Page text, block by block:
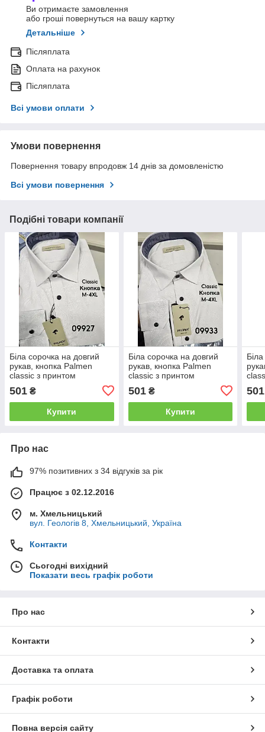
Ви отримаєте замовлення
або гроші повернуться на вашу картку
Детальніше
Післяплата
Оплата на рахунок
Післяплата
Всі умови оплати
Умови повернення
Повернення товару впродовж 14 днів за домовленістю
Всі умови повернення
Подібні товари компанії
Біла сорочка на довгий
рукав, кнопка Palmen
classic з принтом
501 ₴
Купити
Біла сорочка на довгий
рукав, кнопка Palmen
classic з принтом
501₴
Купити
501
Про нас
97% позитивних з 34 відгуків за рік
Працює з 02.12.2016
м. Хмельницький
вул. Геологів 8, Хмельницький, Україна
Контакти
Сьогодні вихідний
Показати весь графік роботи
Про нас
Контакти
Доставка та оплата
Графік роботи
Повна версія сайту